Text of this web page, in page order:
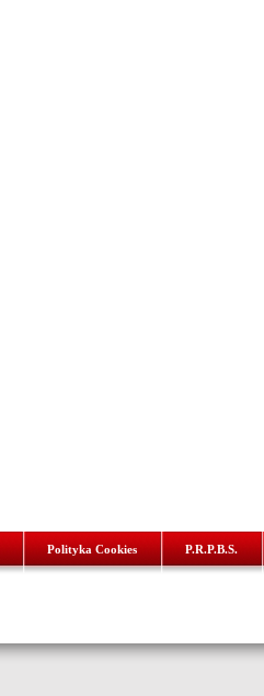
P.R.P.B.S.
Polityka Cookies